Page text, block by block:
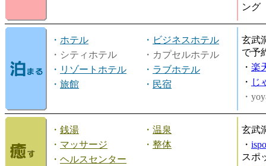
ング
・ ホテル ・ ビジネスホテル
・シティホテル
・カプセルホテル
・ リゾートホテル ・ ラブホテル
・ 旅館 ・ 民宿
玄武
で予
・ 楽
・ じ
・
・ 銭湯 ・ 温泉
・ マッサージ ・ 整体
・ ヘルスセンター
玄武
・
スポ